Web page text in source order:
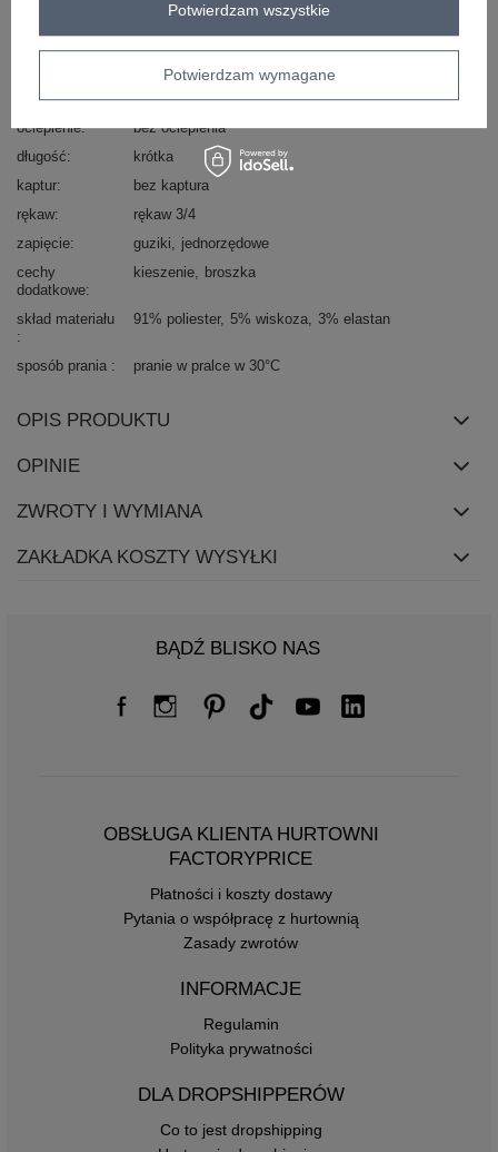
dominujący
jesień
zima
wypełnienie
nie dotyczy
ocieplenie
bez ocieplenia
długość
krótka
kaptur
bez kaptura
rękaw
rękaw 3/4
zapięcie
guziki
jednorzędowe
cechy
dodatkowe
kieszenie broszka
skład materiału 91% poliester 5% wiskoza 3% elastan
sposób prania pranie w pralce w 30°C
OPIS PRODUKTU
OPINIE
ZWROTY I WYMIANA
ZAKŁADKA KOSZTY WYSYŁKI
BĄDŹ BLISKO NAS
OBSŁUGA KLIENTA HURTOWNI
FACTORYPRICE
Płatności i koszty dostawy
Pytania o współpracę z hurtownią
Zasady zwrotów
INFORMACJE
Regulamin
Polityka prywatności
DLA DROPSHIPPERÓW
Co to jest dropshipping
Potwierdzam wymagane
Potwierdzam wszystkie